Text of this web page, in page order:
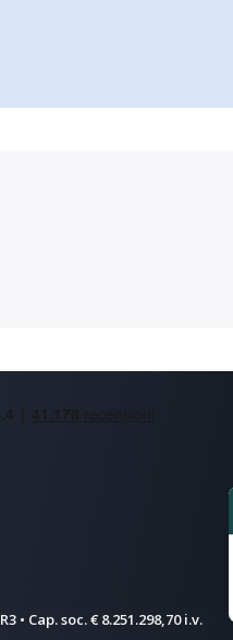
• Cap. soc. € 8.251.298,70 i.v.